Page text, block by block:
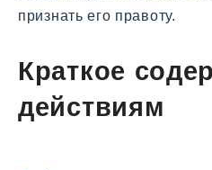
признать его правоту.
Краткое
действиям